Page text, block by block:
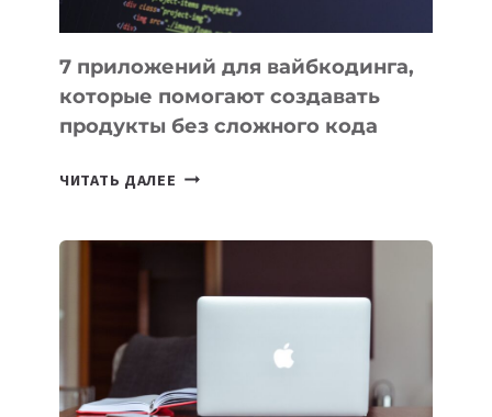
7 приложений для вайбкодинга,
которые помогают создавать
продукты без сложного кода
ЧИТАТЬ ДАЛЕЕ 7
ПОМОГАЮТ
СОЗДАВАТЬ
БЕЗ